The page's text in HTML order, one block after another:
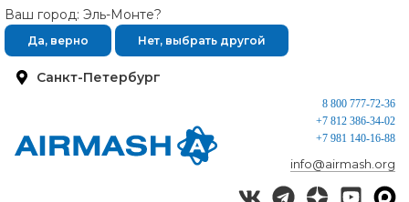
Санкт-Петербург
Ваш город: Эль-Монте?
Да, верно Нет, выбрать другой
8 800 777-72-36
+7 812 386-34-02
+7 981 140-16-88
info@airmash.org